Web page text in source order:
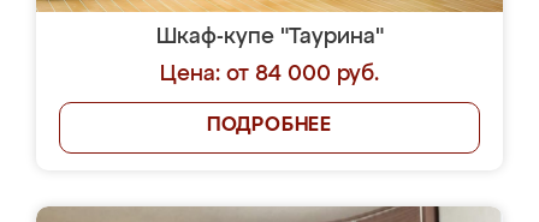
Шкаф-купе "Таурина"
Цена: от 84 000 руб.
ПОДРОБНЕЕ